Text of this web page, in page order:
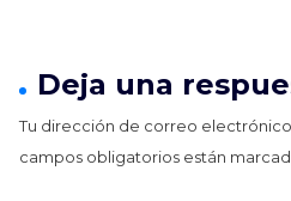
Deja una
Tu dirección de correo electrónico
campos obligatorios están